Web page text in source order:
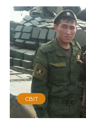
СВІТ